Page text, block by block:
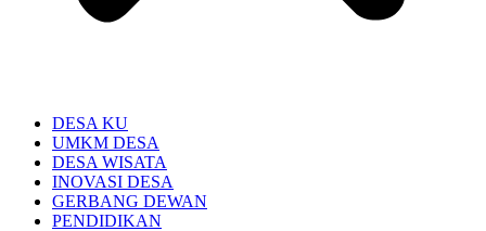
DESA KU
UMKM DESA
DESA WISATA
INOVASI DESA
GERBANG DEWAN
PENDIDIKAN